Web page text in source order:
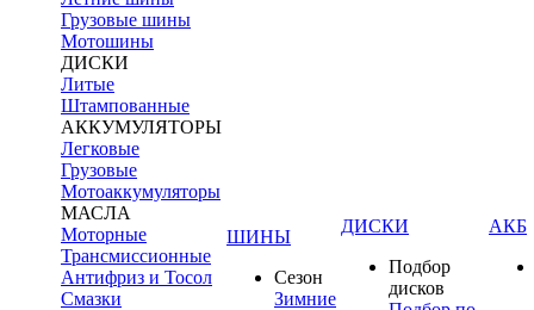
Грузовые шины
Мотошины
ДИСКИ
Литые
Штампованные
АККУМУЛЯТОРЫ
Легковые
Грузовые
Мотоаккумуляторы
МАСЛА
Моторные
Трансмиссионные
Антифриз и Тосол
Смазки
ШИНЫ
Сезон
Зимние
ДИСКИ
Подбор
дисков
АКБ